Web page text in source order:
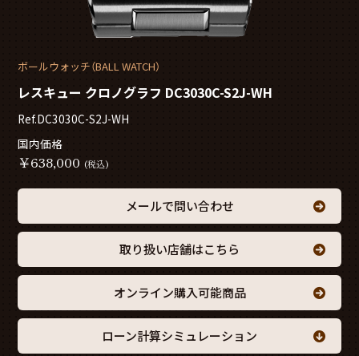
ボールウォッチ（BALL WATCH）
レスキュー クロノグラフ DC3030C-S2J-WH
Ref.DC3030C-S2J-WH
国内価格
￥638,000 (税込)
メールで問い合わせ
取り扱い店舗はこちら
オンライン購入可能商品
ローン計算シミュレーション